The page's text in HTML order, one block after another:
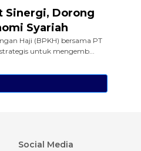
Sinergi, Dorong
Syariah
Haji (BPKH) bersama PT
untuk mengemb...
Social Media